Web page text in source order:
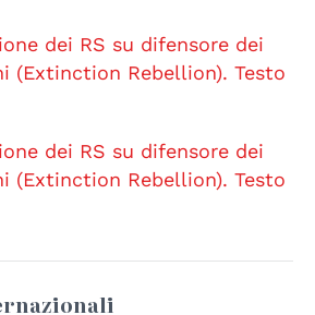
dei RS su difensore dei
(Extinction Rebellion). Testo
dei RS su difensore dei
(Extinction Rebellion). Testo